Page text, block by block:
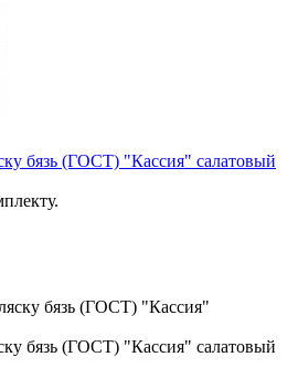
бязь (ГОСТ) "Кассия" салатовый
бязь (ГОСТ) "Кассия" салатовый